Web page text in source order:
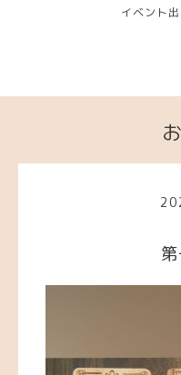
イベント